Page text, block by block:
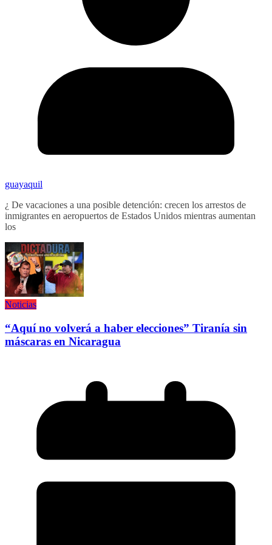
guayaquil
¿ De vacaciones a una posible detención: crecen los arrestos de
inmigrantes en aeropuertos de Estados Unidos mientras aumentan
los
Noticias
“Aquí no volverá a haber elecciones” Tiranía sin
máscaras en Nicaragua